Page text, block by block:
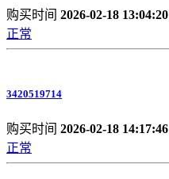
购买时间 2026-02-18 13:04:20
正常
3420519714
购买时间 2026-02-18 14:17:46
正常